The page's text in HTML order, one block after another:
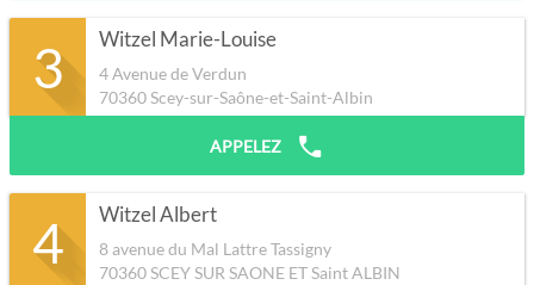
3 Witzel Marie-Louise
4 Avenue de Verdun
70360Scey-sur-Saône-et-Saint-Albin
APPELEZ
4 Witzel Albert
8 avenue du Mal Lattre Tassigny
70360SCEY SUR SAONE ET Saint ALBIN